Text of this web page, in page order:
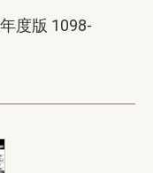
度版 1098-